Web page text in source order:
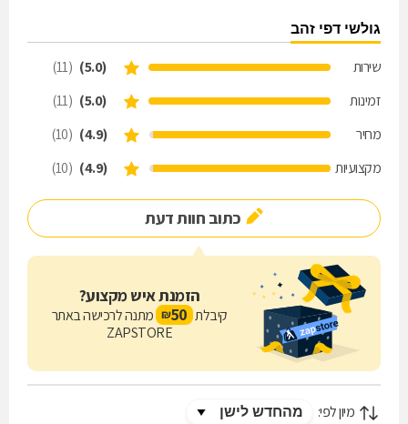
גולשי דפי זהב
שירות (5.0)
(11)
זמינות
(5.0)
(11)
מחיר
(4.9)
(10)
מקצועיות
(4.9)
(10)
כתוב חוות דעת
הזמנת איש מקצוע?
קיבלת 50
₪ מתנה לרכישה באתר
ZAPSTORE
מיון לפי: